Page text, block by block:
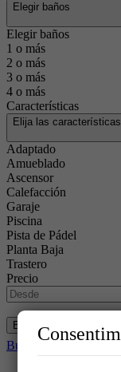
Elegir baños
Elegir baños
1 o más
2 o más
3 o más
4 o más
Características
Elija las características
Adaptado
Amueblado
Ascensor
Calefacción
Garaje
Piscina
Pista de Pádel
Planta Baja
Trastero
Precio
Buscar
Buscador